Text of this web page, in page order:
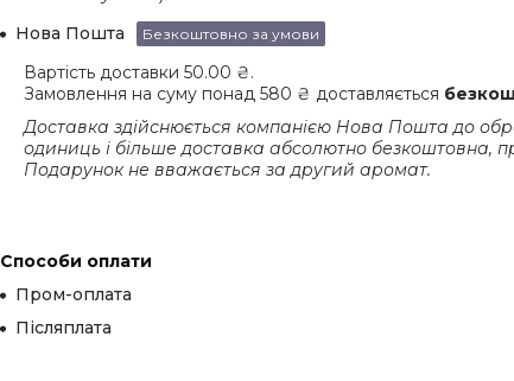
Нова Пошта
Безкоштовно за умови
Вартість доставки 50.00 ₴.
Замовлення на суму понад 580 ₴ доставляється
Доставка здійснюється компанією Нова Пошта до
одиниць і більше доставка абсолютно безкоштовна,
Подарунок не вважається за другий аромат.
Способи оплати
Пром-оплата
Післяплата